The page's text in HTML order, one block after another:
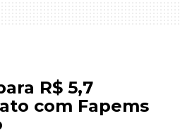
R$ 5,7
com Fapems